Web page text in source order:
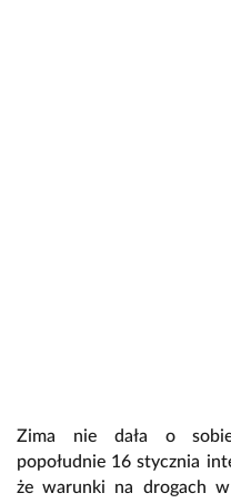
Zima nie dała o
popołudnie 16 stycznia
że warunki na drogach